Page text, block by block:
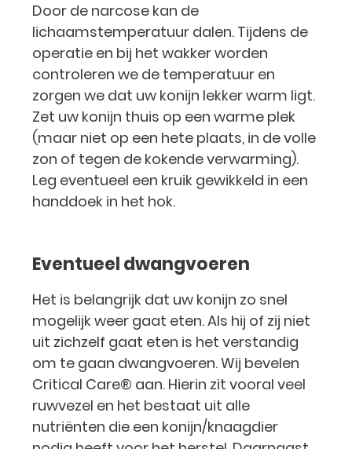
Door de narcose kan de
lichaamstemperatuur dalen. Tijdens de
operatie en bij het wakker worden
controleren we de temperatuur en
zorgen we dat uw konijn lekker warm ligt.
Zet uw konijn thuis op een warme plek
(maar niet op een hete plaats, in de volle
zon of tegen de kokende verwarming).
Leg eventueel een kruik gewikkeld in een
handdoek in het hok.
Eventueel dwangvoeren
Het is belangrijk dat uw konijn zo snel
mogelijk weer gaat eten. Als hij of zij niet
uit zichzelf gaat eten is het verstandig
om te gaan dwangvoeren. Wij bevelen
Critical Care® aan. Hierin zit vooral veel
ruwvezel en het bestaat uit alle
nutriënten die een konijn/knaagdier